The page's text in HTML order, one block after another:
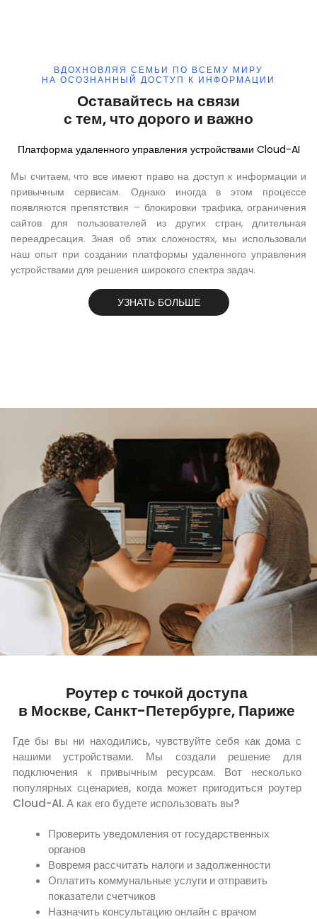
ВДОХНОВЛЯЯ СЕМЬИ ПО ВСЕМУ МИРУ
НА ОСОЗНАННЫЙ ДОСТУП К ИНФОРМАЦИИ
Оставайтесь на связи
с тем, что дорого и важно
Платформа удаленного управления устройствами Cloud-AI
Мы считаем, что все имеют право на доступ к информации и
привычным сервисам. Однако иногда в этом процессе
появляются препятствия – блокировки трафика, ограничения
сайтов для пользователей из других стран, длительная
переадресация. Зная об этих сложностях, мы использовали
наш опыт при создании платформы удаленного управления
устройствами для решения широкого спектра задач.
УЗНАТЬ БОЛЬШЕ
Роутер с точкой доступа
в Москве, Санкт-Петербурге, Париже
Где бы вы ни находились, чувствуйте себя как дома с
нашими устройствами. Мы создали решение для
подключения к привычным ресурсам. Вот несколько
популярных сценариев, когда может пригодиться роутер
Cloud-AI. А как его будете использовать вы?
Проверить уведомления от государственных
органов
Вовремя рассчитать налоги и задолженности
Оплатить коммунальные услуги и отправить
показатели счетчиков
Назначить консультацию онлайн с врачом